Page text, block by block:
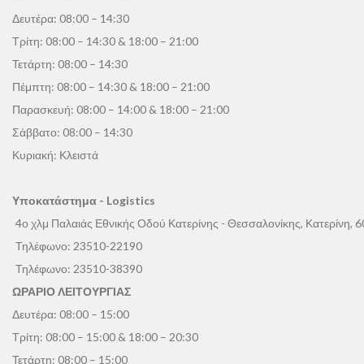
Δευτέρα: 08:00 – 14:30
Τρίτη: 08:00 – 14:30 & 18:00 – 21:00
Τετάρτη: 08:00 – 14:30
Πέμπτη: 08:00 – 14:30 & 18:00 – 21:00
Παρασκευή: 08:00 – 14:00 & 18:00 – 21:00
Σάββατο: 08:00 – 14:30
Κυριακή: Κλειστά
Υποκατάστημα - Logistics
4ο χλμ Παλαιάς Εθνικής Οδού Κατερίνης - Θεσσαλονίκης, Κατερίνη,
Τηλέφωνο: 23510-22190
Τηλέφωνο: 23510-38390
ΩΡΑΡΙΟ ΛΕΙΤΟΥΡΓΙΑΣ
Δευτέρα: 08:00 – 15:00
Τρίτη: 08:00 – 15:00 & 18:00 – 20:30
Τετάρτη: 08:00 – 15:00